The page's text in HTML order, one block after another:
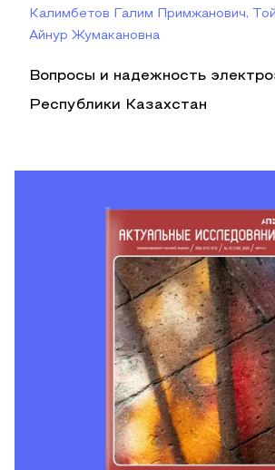
Калимбетов Галим Примжанович,
Айнур Жумакановна
Вопросы и надежность
Республики Казахстан